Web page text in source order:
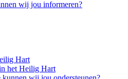
wij jou informeren?
Hart
het Heilig Hart